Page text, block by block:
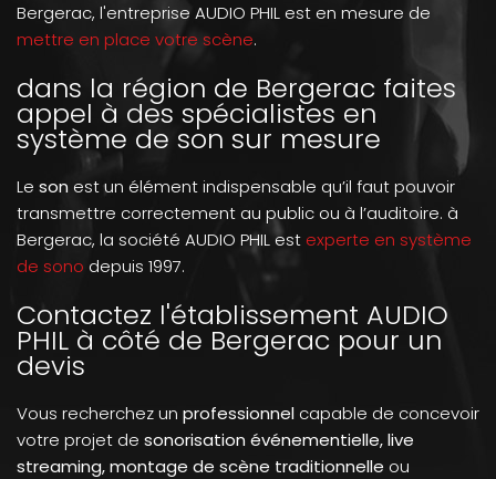
Bergerac, l'entreprise AUDIO PHIL est en mesure de
mettre en place votre scène.
dans la région de Bergerac faites
appel à des spécialistes en
système de son sur mesure
Le son est un élément indispensable qu’il faut pouvoir
transmettre correctement au public ou à l’auditoire. à
Bergerac, la société AUDIO PHIL est experte en système
de sono depuis 1997.
Contactez l'établissement AUDIO
PHIL à côté de Bergerac pour un
devis
Vous recherchez un professionnel capable de concevoir
votre projet de sonorisation événementielle, live
streaming, montage de scène traditionnelle ou